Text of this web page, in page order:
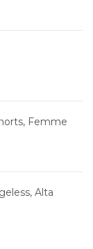
Femme
Alta